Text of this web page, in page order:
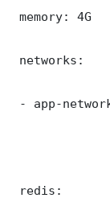
memory: 4G
networks:
- app-
redis: